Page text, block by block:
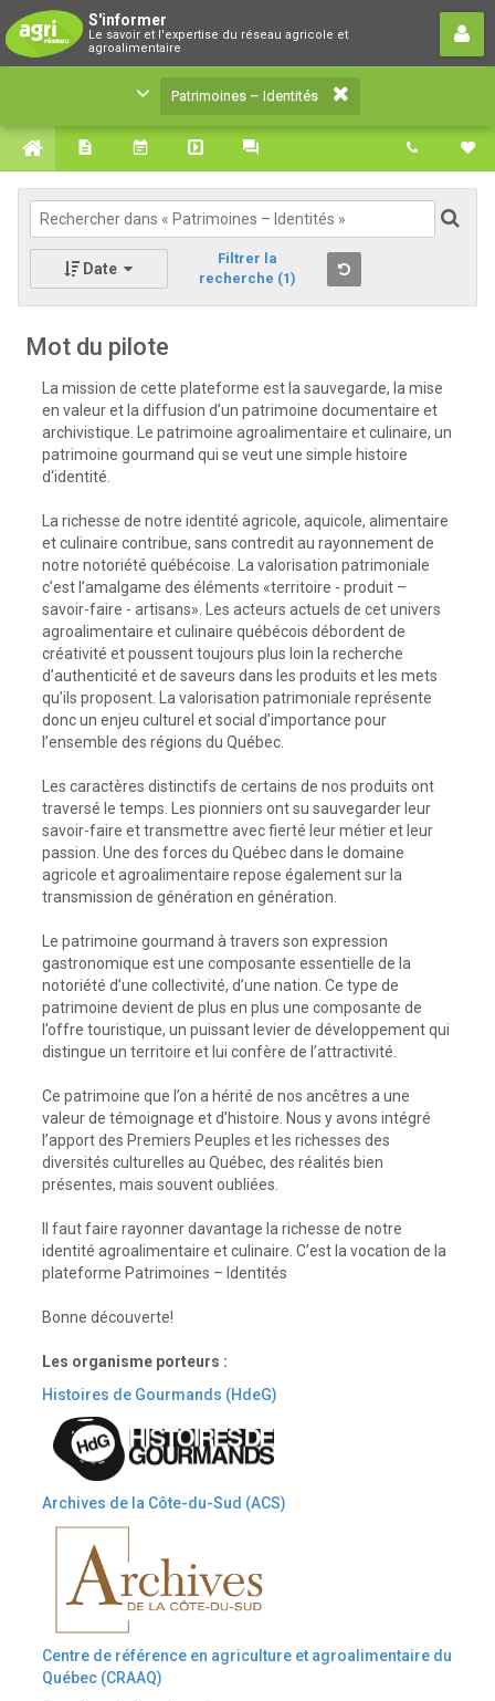
S'informer
Le savoir et l'expertise du réseau agricole et
agroalimentaire
Patrimoines – Identités
Le savoir et l'expertise du réseau agricole et
agroalimentaire
Patrimoines – Identités
Date
Filtrer la
recherche (1)
Mot du pilote
La mission de cette plateforme est la sauvegarde, la mise
en valeur et la diffusion d’un patrimoine documentaire et
archivistique. Le patrimoine agroalimentaire et culinaire, un
patrimoine gourmand qui se veut une simple histoire
d‘identité.
La richesse de notre identité agricole, aquicole, alimentaire
et culinaire contribue, sans contredit au rayonnement de
notre notoriété québécoise. La valorisation patrimoniale
c’est l’amalgame des éléments «territoire - produit –
savoir-faire - artisans». Les acteurs actuels de cet univers
agroalimentaire et culinaire québécois débordent de
créativité et poussent toujours plus loin la recherche
d’authenticité et de saveurs dans les produits et les mets
qu’ils proposent. La valorisation patrimoniale représente
donc un enjeu culturel et social d’importance pour
l’ensemble des régions du Québec.
Les caractères distinctifs de certains de nos produits ont
traversé le temps. Les pionniers ont su sauvegarder leur
savoir-faire et transmettre avec fierté leur métier et leur
passion. Une des forces du Québec dans le domaine
agricole et agroalimentaire repose également sur la
transmission de génération en génération.
Le patrimoine gourmand à travers son expression
gastronomique est une composante essentielle de la
notoriété d’une collectivité, d’une nation. Ce type de
patrimoine devient de plus en plus une composante de
l’offre touristique, un puissant levier de développement qui
distingue un territoire et lui confère de l’attractivité.
Ce patrimoine que l’on a hérité de nos ancêtres a une
valeur de témoignage et d’histoire. Nous y avons intégré
l’apport des Premiers Peuples et les richesses des
diversités culturelles au Québec, des réalités bien
présentes, mais souvent oubliées.
Il faut faire rayonner davantage la richesse de notre
identité agroalimentaire et culinaire. C’est la vocation de la
plateforme Patrimoines – Identités
Bonne découverte!
Les organisme porteurs :
Histoires de Gourmands (HdeG)
Archives de la Côte-du-Sud (ACS)
Centre de référence en agriculture et agroalimentaire du
Québec (CRAAQ)